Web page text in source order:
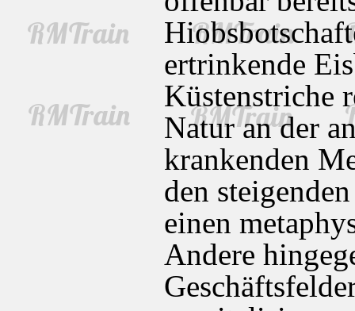
ertrinkende
Küstenstriche
Natur an der
krankenden
den
einen
Andere